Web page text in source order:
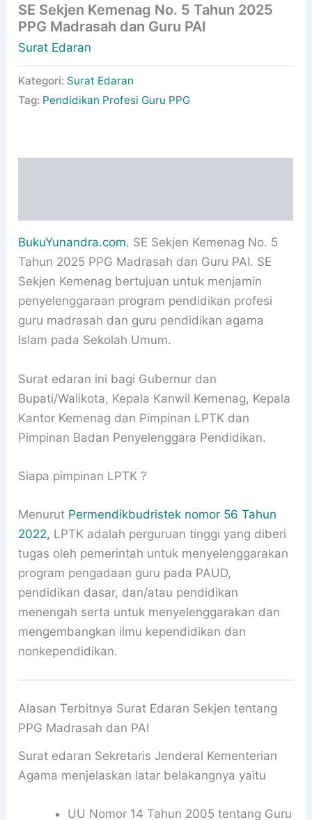
SE Sekjen Kemenag No. 5 Tahun 2025
PPG Madrasah dan Guru PAI
Surat Edaran
Kategori: Surat Edaran
Tag: Pendidikan Profesi Guru PPG
BukuYunandra.com. SE Sekjen Kemenag No. 5
Tahun 2025 PPG Madrasah dan Guru PAI. SE
Sekjen Kemenag bertujuan untuk menjamin
penyelenggaraan program pendidikan profesi
guru madrasah dan guru pendidikan agama
Islam pada Sekolah Umum.
Surat edaran ini bagi Gubernur dan
Bupati/Walikota, Kepala Kanwil Kemenag, Kepala
Kantor Kemenag dan Pimpinan LPTK dan
Pimpinan Badan Penyelenggara Pendidikan.
Siapa pimpinan LPTK ?
Menurut Permendikbudristek nomor 56 Tahun
2022, LPTK adalah perguruan tinggi yang diberi
tugas oleh pemerintah untuk menyelenggarakan
program pengadaan guru pada PAUD,
pendidikan dasar, dan/atau pendidikan
menengah serta untuk menyelenggarakan dan
mengembangkan ilmu kependidikan dan
nonkependidikan.
Alasan Terbitnya Surat Edaran Sekjen tentang
PPG Madrasah dan PAI
Surat edaran Sekretaris Jenderal Kementerian
Agama menjelaskan latar belakangnya yaitu
UU Nomor 14 Tahun 2005 tentang Guru